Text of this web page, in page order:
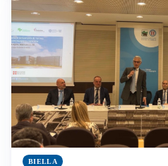
BIELLA